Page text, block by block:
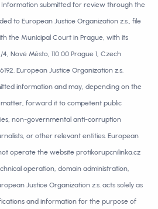
submitted for review through the
to European Justice Organization z.s., file
the Municipal Court in Prague, with its
Nové Město, 110 00 Prague 1, Czech
European Justice Organization z.s.
information and may, depending on the
forward it to competent public
non-governmental anti-corruption
or other relevant entities. European
operate the website protikorupcnilinka.cz
operation, domain administration,
Justice Organization z.s. acts solely as
and information for the purpose of